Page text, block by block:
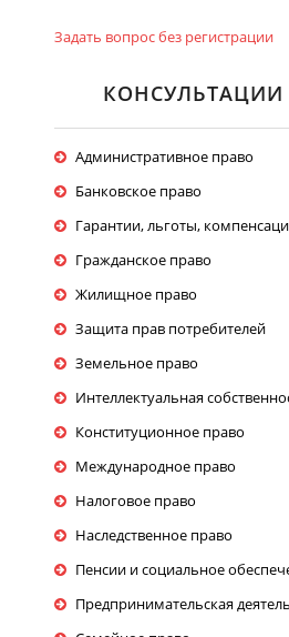
Задать вопрос без регистрации
КОНСУЛЬТАЦИИ
Административное право
Банковское право
Гарантии, льготы,
Гражданское право
Жилищное право
Защита прав потребителей
Земельное право
Интеллектуальная
Конституционное право
Международное право
Налоговое право
Наследственное право
Пенсии и социальное
Предпринимательская